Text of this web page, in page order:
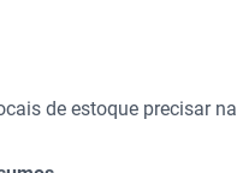
de estoque precisar na